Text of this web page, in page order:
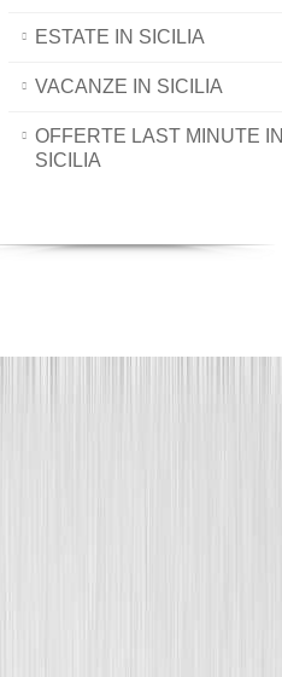
ESTATE IN SICILIA
VACANZE IN SICILIA
OFFERTE LAST MINUTE IN
SICILIA